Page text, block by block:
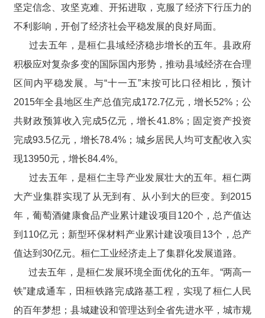
坚定信念、攻坚克难、开拓进取，克服了经济下行压力的
不利影响，开创了经济社会平稳发展的良好局面。
过去五年，是桓仁县域经济稳步增长的五年。县政府
积极应对复杂多变的国际国内形势，推动县域经济在合理
区间内平稳发展。与“十一五”末按可比口径相比，预计
2015年全县地区生产总值完成172.7亿元，增长52%；公
共财政预算收入完成5亿元，增长41.8%；固定资产投资
完成93.5亿元，增长78.4%；城乡居民人均可支配收入实
现13950元，增长84.4%。
过去五年，是桓仁主导产业发展壮大的五年。桓仁两
大产业集群实现了从无到有、从小到大的巨变。到2015
年，葡萄酒健康食品产业累计建设项目120个，总产值达
到110亿元；新型环保材料产业累计建设项目13个，总产
值达到30亿元。桓仁工业经济走上了集群化发展道路。
过去五年，是桓仁发展环境全面优化的五年。“两高一
铁”建成通车，田桓铁路完成路基工程，实现了桓仁人民
的百年梦想；县城建设和管理达到全省先进水平，城市规